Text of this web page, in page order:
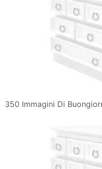
350 Immagini Di